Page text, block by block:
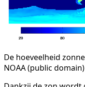
De hoeveelheid
NOAA (public domain)